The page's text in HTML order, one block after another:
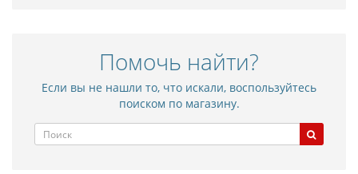
Помочь найти?
Если вы не нашли то, что искали, воспользуйтесь
поиском по магазину.